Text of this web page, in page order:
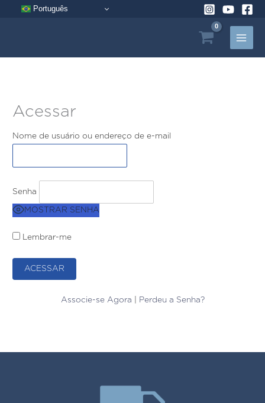
Português
Acessar
Nome de usuário ou endereço de e-mail
Senha
MOSTRAR SENHA
Lembrar-me
Associe-se Agora Perdeu a Senha?